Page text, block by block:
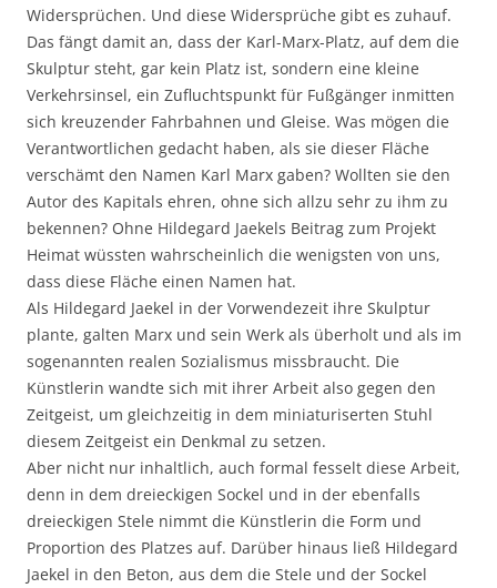
Widersprüchen. Und diese Widersprüche gibt es zuhauf.
Das fängt damit an, dass der Karl-Marx-Platz, auf dem die
Skulptur steht, gar kein Platz ist, sondern eine kleine
Verkehrsinsel, ein Zufluchtspunkt für Fußgänger inmitten
sich kreuzender Fahrbahnen und Gleise. Was mögen die
Verantwortlichen gedacht haben, als sie dieser Fläche
verschämt den Namen Karl Marx gaben? Wollten sie den
Autor des Kapitals ehren, ohne sich allzu sehr zu ihm zu
bekennen? Ohne Hildegard Jaekels Beitrag zum Projekt
Heimat wüssten wahrscheinlich die wenigsten von uns,
dass diese Fläche einen Namen hat.
Als Hildegard Jaekel in der Vorwendezeit ihre Skulptur
plante, galten Marx und sein Werk als überholt und als im
sogenannten realen Sozialismus missbraucht. Die
Künstlerin wandte sich mit ihrer Arbeit also gegen den
Zeitgeist, um gleichzeitig in dem miniaturiserten Stuhl
diesem Zeitgeist ein Denkmal zu setzen.
Aber nicht nur inhaltlich, auch formal fesselt diese Arbeit,
denn in dem dreieckigen Sockel und in der ebenfalls
dreieckigen Stele nimmt die Künstlerin die Form und
Proportion des Platzes auf. Darüber hinaus ließ Hildegard
Jaekel in den Beton, aus dem die Stele und der Sockel